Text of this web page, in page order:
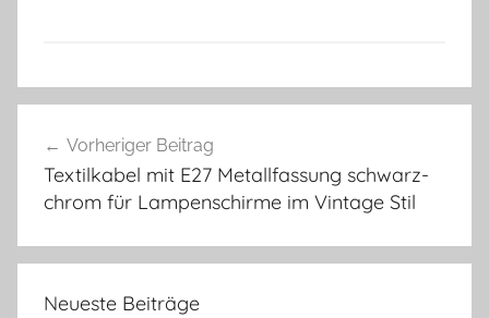
Vorheriger Beitrag
Textilkabel mit E27 Metallfassung schwarz-
chrom für Lampenschirme im Vintage Stil
Neueste Beiträge